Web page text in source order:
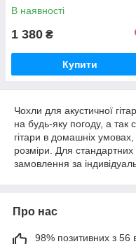
В наявності
1 380 ₴
Купити
Чохли для акустичної
на будь-яку погоду, а так
гітари в домашніх
розміри. Для стандартних
замовлення за
Про нас
98% позитивних з 56